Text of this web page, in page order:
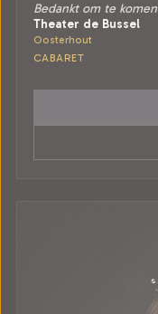
Bedankt om te komen
Theater de Bussel
Oosterhout
CABARET